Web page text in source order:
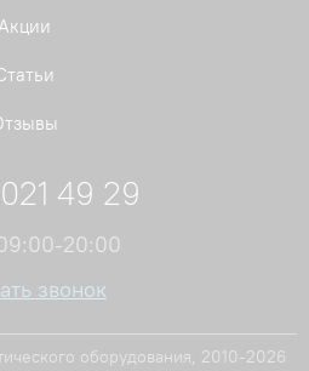
49 29
20:00
звонок
оборудования, 2010-2026